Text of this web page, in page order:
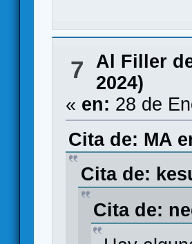
7 Al Filler
2024)
« en: 28 de
Cita de: MA
Cita de:
Cita de: